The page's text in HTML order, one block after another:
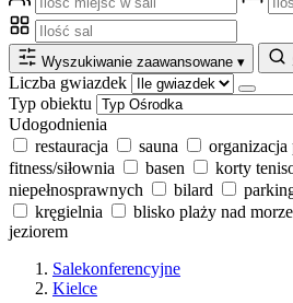
Wyszukiwanie zaawansowane ▾
Liczba gwiazdek
Typ obiektu
Udogodnienia
restauracja
sauna
fitness/siłownia
basen korty
niepełnosprawnych
bilard
kręgielnia
blisko plaży nad
jeziorem
Salekonferencyjne
Kielce